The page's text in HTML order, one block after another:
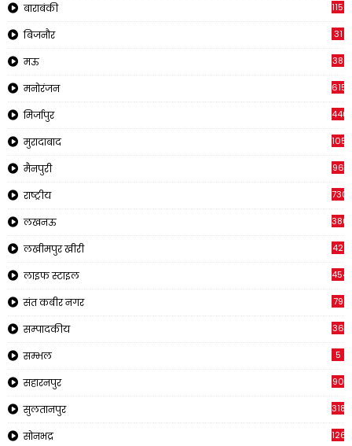
बाराबंकी 1150
बिजनौर 31
मऊ 38
मनोरंजन 615
मिर्जापुर 440
मुरादाबाद 1056
मैनपुरी 96
राष्ट्रीय
लखनऊ
लखीमपुर खीरी 42
लाइफ स्टाइल 454
संत कबीर नगर 79
सम्पादकीय 36
सम्भल 5
सहारनपुर 90
सुलतानपुर 318
सोनभद्र 1266